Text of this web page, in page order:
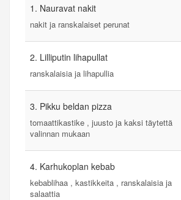
1. Nauravat nakit
nakit ja ranskalaiset perunat
2. Lilliputin lihapullat
ranskalaisia ja lihapullia
3. Pikku beldan pizza
tomaattikastike , juusto ja kaksi täytettä
valinnan mukaan
4. Karhukoplan kebab
kebablihaa , kastikkeita , ranskalaisia ja
salaattia